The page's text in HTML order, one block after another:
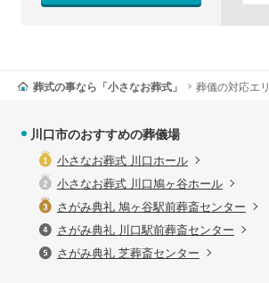
葬式の事なら「小さなお葬式」 葬儀の対応エ
川口市のおすすめの葬儀場
小さなお葬式 川口ホール
小さなお葬式 川口鳩ヶ谷ホール
さがみ典礼 鳩ヶ谷駅前葬斎センター
さがみ典礼 川口駅前葬斎センター
さがみ典礼 芝葬斎センター